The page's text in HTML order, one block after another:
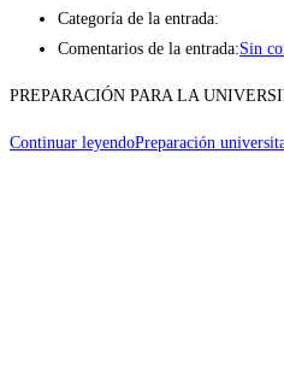
Categoría de la entrada:
Comentarios de la entrada:Sin
PREPARACIÓN PARA LA
Continuar leyendoPreparación